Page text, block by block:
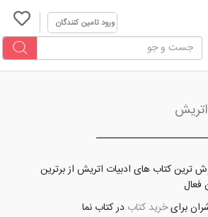
ورود تامین کنندگان
ترین کتاب های ادبیات اتریش از برترین
فعال
برایخرید کتاب در کتاب نما